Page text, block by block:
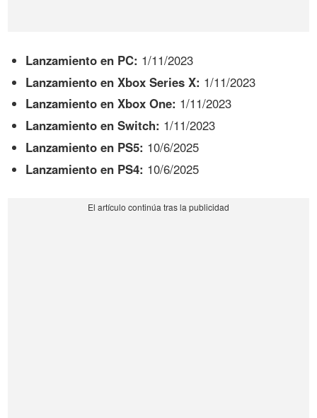
Lanzamiento en PC: 1/11/2023
Lanzamiento en Xbox Series X: 1/11/2023
Lanzamiento en Xbox One: 1/11/2023
Lanzamiento en Switch: 1/11/2023
Lanzamiento en PS5: 10/6/2025
Lanzamiento en PS4: 10/6/2025